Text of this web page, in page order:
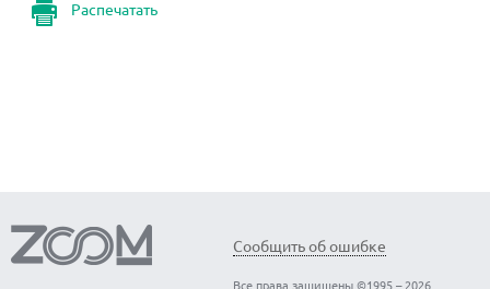
Распечатать
Сообщить об ошибке
Все права защищены ©1995 – 2026